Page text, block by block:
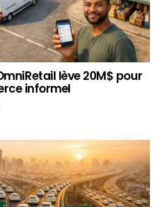
lève 20M$ pour
informel